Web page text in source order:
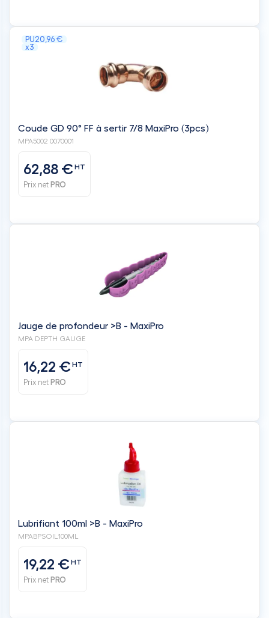
PU20,96 €
x3
Coude GD 90° FF à sertir 7/8 MaxiPro (3pcs)
MPA5002 0070001
62,88 €HT
Prix net PRO
Jauge de profondeur >B - MaxiPro
MPA DEPTH GAUGE
16,22 €HT
Prix net PRO
Lubrifiant 100ml >B - MaxiPro
MPABPSOIL100ML
19,22 €HT
Prix net PRO